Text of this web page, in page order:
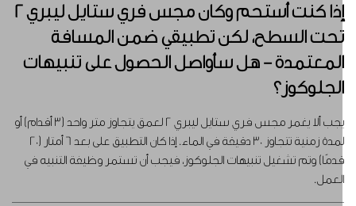
إذا كنت أستحم وكان مجس فري ستايل ليبري 2
السطح، لكن تطبيقي ضمن المسافة
- هل سأواصل الحصول على تنبيهات
يجب ألا يغمر مجس فري ستايل ليبري 2 لعمق يتجاوز متر واحد (3 أقدام) أو
لمدة زمنية تتجاوز 30 دقيقة في الماء. إذا كان التطبيق على بعد 6 أمتار (20
وتم تشغيل تنبيهات الجلوكوز، فيجب أن تستمر وظيفة التنبيه في